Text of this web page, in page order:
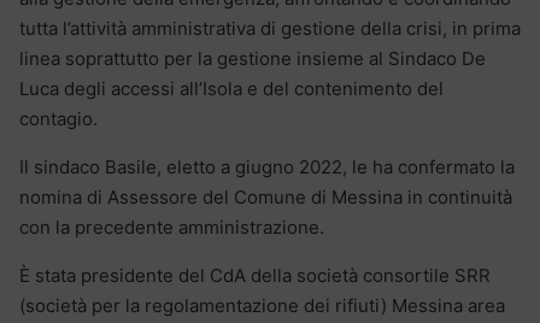
tutta l’attività amministrativa di gestione della crisi, in prima
linea soprattutto per la gestione insieme al Sindaco De
Luca degli accessi all’Isola e del contenimento del
contagio.
Il sindaco Basile, eletto a giugno 2022, le ha confermato la
nomina di Assessore del Comune di Messina in continuità
con la precedente amministrazione.
È stata presidente del CdA della società consortile SRR
(società per la regolamentazione dei rifiuti) Messina area